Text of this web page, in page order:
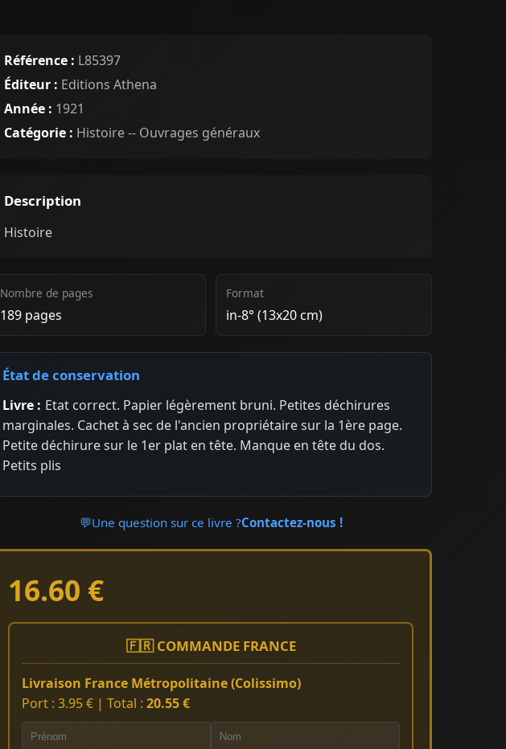
Référence : L85397
Éditeur : Editions Athena
Année : 1921
Catégorie : Histoire -- Ouvrages généraux
Description
Histoire
Nombre de pages
189 pages
Format
in-8° (13x20 cm)
État de conservation
Livre : Etat correct. Papier légèrement bruni. Petites déchirures
marginales. Cachet à sec de l'ancien propriétaire sur la 1ère page.
Petite déchirure sur le 1er plat en tête. Manque en tête du dos.
Petits plis
💬Une question sur ce livre ?Contactez-nous !
16.60 €
🇫🇷 COMMANDE FRANCE
Livraison France Métropolitaine (Colissimo)
Port : 3.95 € | Total : 20.55 €